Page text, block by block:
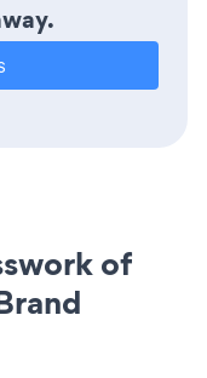
of